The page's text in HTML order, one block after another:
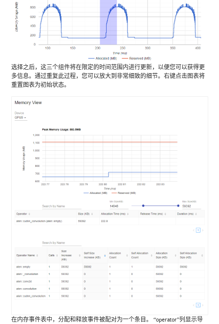
选择之后，这三个组件将在限定的时间范围内进行更新，以便您可以获得更
多信息。通过重复此过程，您可以放大到非常细致的细节。右键点击图表将
重置图表为初始状态。
在内存事件表中，分配和释放事件被配对为一个条目。 “operator”列显示导